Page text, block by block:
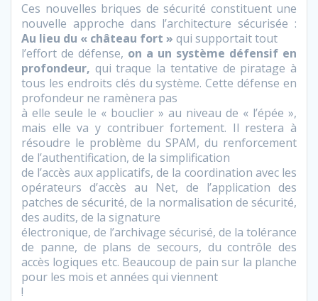
Ces nouvelles briques de sécurité constituent une
nouvelle approche dans l’architecture sécurisée :
Au lieu du « château fort » qui supportait tout
l’effort de défense, on a un système défensif en
profondeur, qui traque la tentative de piratage à
tous les endroits clés du système. Cette défense en
profondeur ne ramènera pas
à elle seule le « bouclier » au niveau de « l’épée »,
mais elle va y contribuer fortement. Il restera à
résoudre le problème du SPAM, du renforcement
de l’authentification, de la simplification
de l’accès aux applicatifs, de la coordination avec les
opérateurs d’accès au Net, de l’application des
patches de sécurité, de la normalisation de sécurité,
des audits, de la signature
électronique, de l’archivage sécurisé, de la tolérance
de panne, de plans de secours, du contrôle des
accès logiques etc. Beaucoup de pain sur la planche
pour les mois et années qui viennent
!